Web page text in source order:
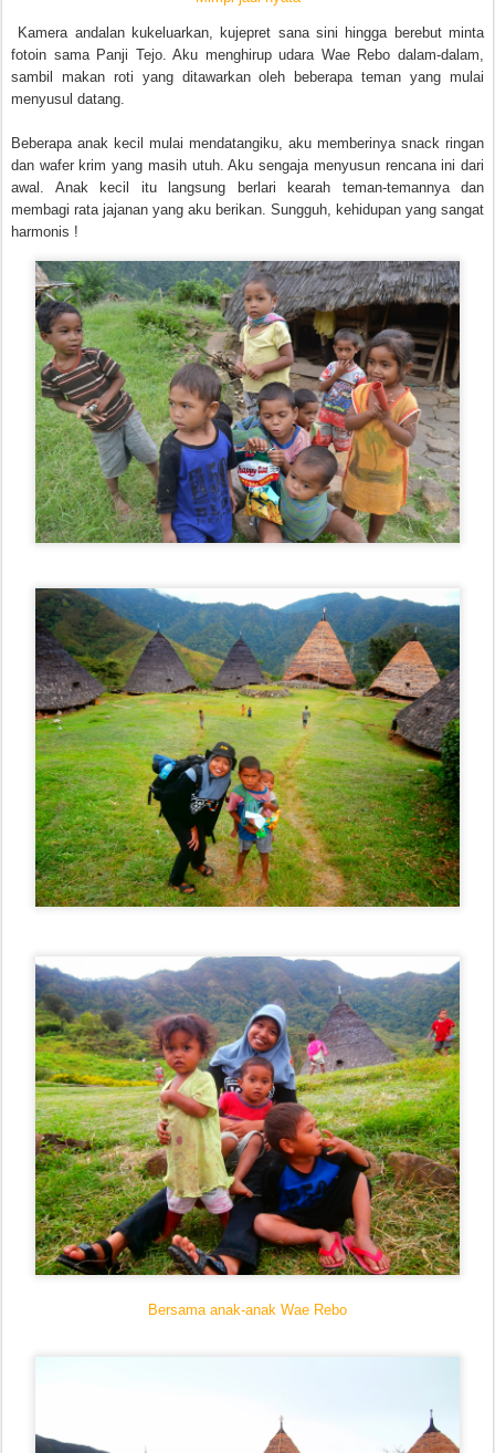
Kamera andalan kukeluarkan, kujepret sana sini hingga berebut minta
fotoin sama Panji Tejo. Aku menghirup udara Wae Rebo dalam-dalam,
sambil makan roti yang ditawarkan oleh beberapa teman yang mulai
menyusul datang.
Beberapa anak kecil mulai mendatangiku, aku memberinya snack ringan
dan wafer krim yang masih utuh. Aku sengaja menyusun rencana ini dari
awal. Anak kecil itu langsung berlari kearah teman-temannya dan
membagi rata jajanan yang aku berikan. Sungguh, kehidupan yang sangat
harmonis !
Bersama anak-anak Wae Rebo